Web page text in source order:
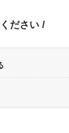
ださい /